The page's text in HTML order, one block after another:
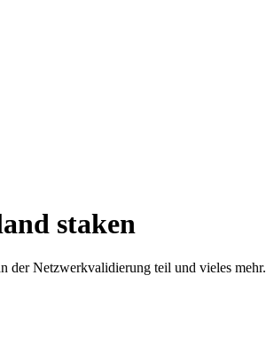
staken
der Netzwerkvalidierung teil und vieles mehr.